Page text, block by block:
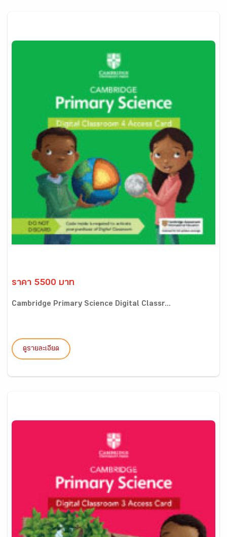
ราคา 5500 บาท
Cambridge Primary Science Digital Classr...
ดูรายละเอียด